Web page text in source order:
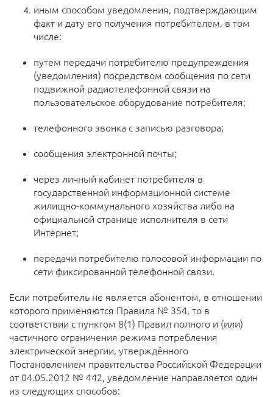
иным способом уведомления, подтверждающим
факт и дату его получения потребителем, в том
числе:
путем передачи потребителю предупреждения
(уведомления) посредством сообщения по сети
подвижной радиотелефонной связи на
пользовательское оборудование потребителя;
телефонного звонка с записью разговора;
сообщения электронной почты;
через личный кабинет потребителя в
государственной информационной системе
жилищно-коммунального хозяйства либо на
официальной странице исполнителя в сети
Интернет;
передачи потребителю голосовой информации по
сети фиксированной телефонной связи.
Если потребитель не является абонентом, в отношении
которого применяются Правила № 354, то в
соответствии с пунктом 8(1) Правил полного и (или)
частичного ограничения режима потребления
электрической энергии, утверждённого
Постановлением правительства Российской Федерации
от 04.05.2012 № 442, уведомление направляется один
из следующих способов: